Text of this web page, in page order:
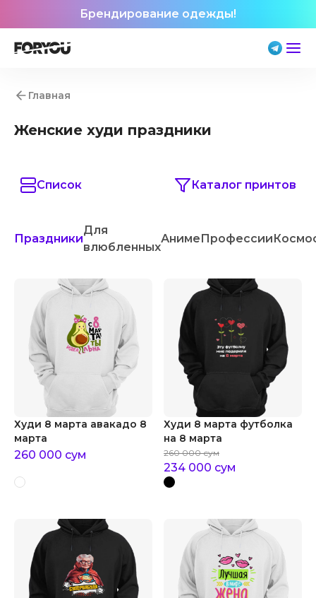
Брендирование одежды!
Главная
Женские худи праздники
Список Каталог принтов
Праздники
Для
влюбленных
АнимеПрофессии
Худи 8 марта авакадо 8
марта
260 000 сум
Худи 8 марта футболка
на 8 марта
260 000 сум
234 000 сум